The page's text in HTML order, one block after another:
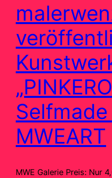
Selfmade |
MWEART
MWE Galerie Preis: Nur